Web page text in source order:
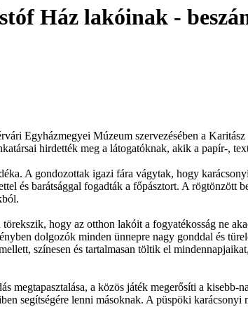
Ház lakóinak -
Egyházmegyei Múzeum szervezésében a
hirdették meg a látogatóknak, akik a papír-,
A gondozottak igazi fára vágytak, hogy
és barátsággal fogadták a főpásztort. A rögtönzött
hogy az otthon lakóit a fogyatékosság ne
dolgozók minden ünnepre nagy gonddal és
színesen és tartalmasan töltik el
megtapasztalása, a közös játék megerősíti a
segítségére lenni másoknak. A püspöki